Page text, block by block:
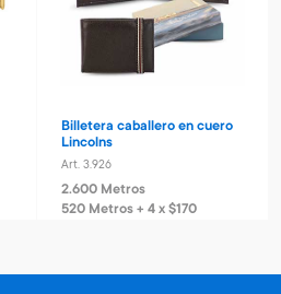
Billetera caballero en cuero
Lincolns
Art. 3.926
2.600 Metros
520 Metros + 4 x $170